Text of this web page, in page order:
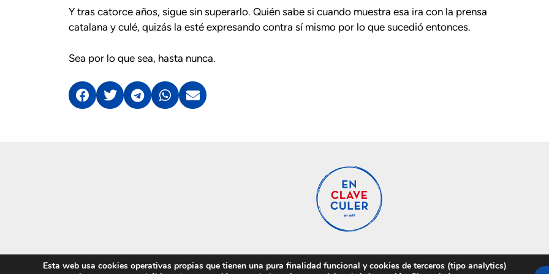
Y tras catorce años, sigue sin superarlo. Quién sabe si cuando muestra esa ira con la prensa
catalana y culé, quizás la esté expresando contra sí mismo por lo que sucedió entonces.
Sea por lo que sea, hasta nunca.
Esta web usa cookies operativas propias que tienen una pura finalidad funcional y cookies de terceros (tipo analytics)